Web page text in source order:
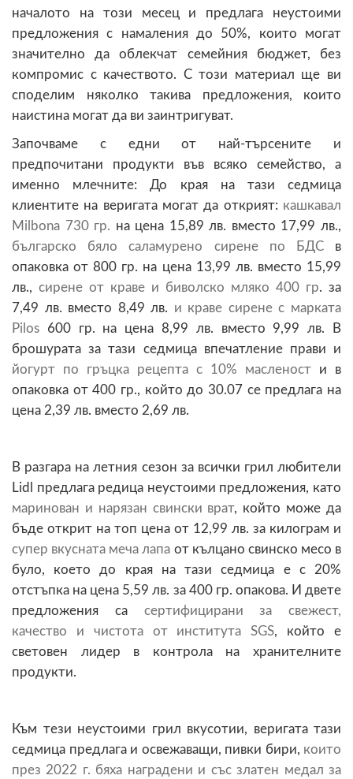
началото на този месец и предлага неустоими
предложения с намаления до 50%, които могат
значително да облекчат семейния бюджет, без
компромис с качеството. С този материал ще ви
споделим няколко такива предложения, които
наистина могат да ви заинтригуват.
Започваме с едни от най-търсените и
предпочитани продукти във всяко семейство, а
именно млечните: До края на тази седмица
клиентите на веригата могат да открият: кашкавал
Milbona 730 гр. на цена 15,89 лв. вместо 17,99 лв.,
българско бяло саламурено сирене по БДСв
опаковка от 800 гр. на цена 13,99 лв. вместо 15,99
лв., сирене от краве и биволско мляко 400 гр. за
7,49 лв. вместо 8,49 лв. и краве сирене с марката
Pilos 600 гр. на цена 8,99 лв. вместо 9,99 лв. В
брошурата за тази седмица впечатление прави и
йогурт по гръцка рецепта с 10% масленост и в
опаковка от 400 гр., който до 30.07 се предлага на
цена 2,39 лв. вместо 2,69 лв.
В разгара на летния сезон за всички грил любители
Lidl предлага редица неустоими предложения, като
маринован и нарязан свински врат, който може да
бъде открит на топ цена от 12,99 лв. за килограм и
супер вкусната меча лапа от кълцано свинско месо в
було, което до края на тази седмица е с 20%
отстъпка на цена 5,59 лв. за 400 гр. опакова. И двете
предложения са сертифицирани за свежест,
качество и чистота от института SGS, който е
световен лидер в контрола на хранителните
продукти.
Към тези неустоими грил вкусотии, веригата тази
седмица предлага и освежаващи, пивки бири, които
през 2022 г. бяха наградени и със златен медал за